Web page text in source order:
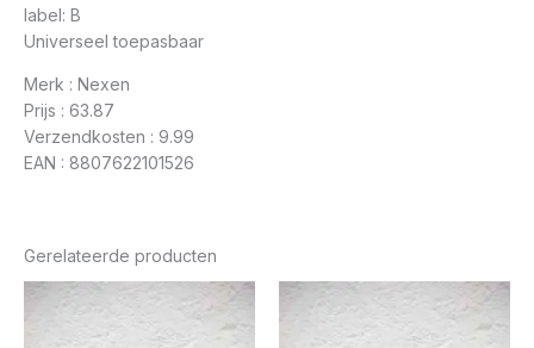
label: B
Universeel toepasbaar
Merk : Nexen
Prijs : 63.87
Verzendkosten : 9.99
EAN : 8807622101526
Gerelateerde producten